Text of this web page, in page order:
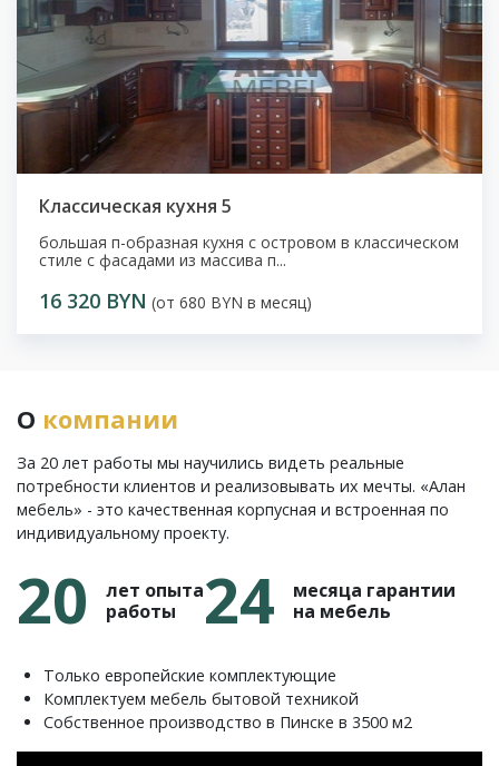
Классическая кухня 5
большая п-образная кухня с островом в классическом
стиле с фасадами из массива п...
16 320 BYN (от 680 BYN в месяц)
О компании
За 20 лет работы мы научились видеть реальные
потребности клиентов и реализовывать их мечты. «Алан
мебель» - это качественная корпусная и встроенная по
индивидуальному проекту.
20
лет опыта
работы
24
месяца гарантии
на мебель
Только европейские комплектующие
Комплектуем мебель бытовой техникой
Собственное производство в Пинске в 3500 м2